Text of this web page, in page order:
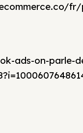
ads-on-parle-